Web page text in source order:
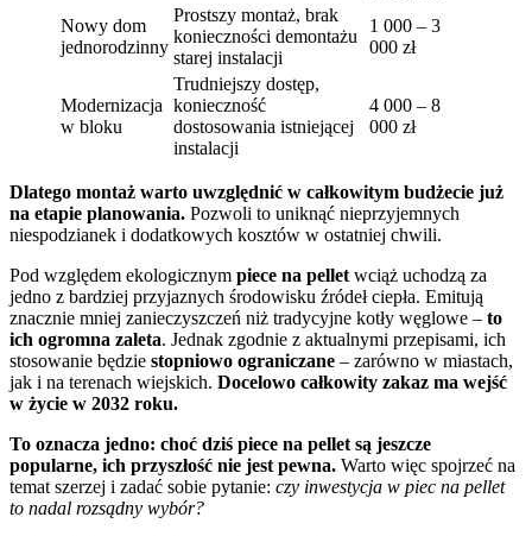
Nowy dom
jednorodzinny
Prostszy montaż, brak
konieczności demontażu
starej instalacji
1 000 – 3
000 zł
Modernizacja
w bloku
Trudniejszy dostęp,
konieczność
dostosowania istniejącej
instalacji
4 000 – 8
000 zł
Dlatego montaż warto uwzględnić w całkowitym budżecie już
na etapie planowania. Pozwoli to uniknąć nieprzyjemnych
niespodzianek i dodatkowych kosztów w ostatniej chwili.
Pod względem ekologicznym piece na pellet wciąż uchodzą za
jedno z bardziej przyjaznych środowisku źródeł ciepła. Emitują
znacznie mniej zanieczyszczeń niż tradycyjne kotły węglowe – to
ich ogromna zaleta. Jednak zgodnie z aktualnymi przepisami, ich
stosowanie będzie stopniowo ograniczane – zarówno w miastach,
jak i na terenach wiejskich. Docelowo całkowity zakaz ma wejść
w życie w 2032 roku.
To oznacza jedno: choć dziś piece na pellet są jeszcze
popularne, ich przyszłość nie jest pewna. Warto więc spojrzeć na
temat szerzej i zadać sobie pytanie: czy inwestycja w piec na pellet
to nadal rozsądny wybór?